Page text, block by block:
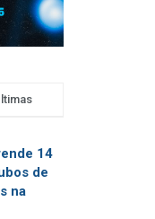
14
de
na